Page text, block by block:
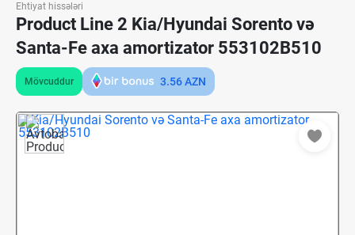
Ehtiyat hissələri
Product Line 2 Kia/Hyundai Sorento və
Santa-Fe axa amortizator 553102B510
Mövcuddur 3.56AZN